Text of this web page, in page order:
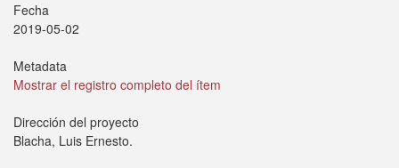
Fecha
2019-05-02
Metadata
Mostrar el registro completo del ítem
Dirección del proyecto
Blacha, Luis Ernesto.